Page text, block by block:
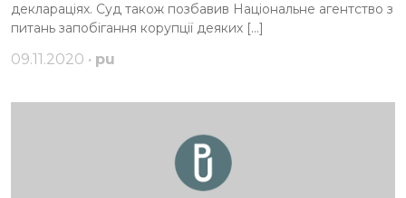
деклараціях. Суд також позбавив Національне агентство з
питань запобігання корупції деяких […]
09.11.2020 • pu